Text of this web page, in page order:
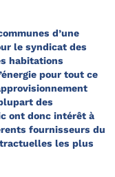
d’une
le syndicat des
habitations
pour tout ce
des
ont donc intérêt à
fournisseurs du
les plus